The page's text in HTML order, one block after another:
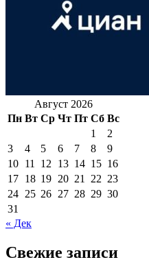
Август 2026
Пн Вт Ср Чт Пт Сб Вс
1
2
3
4 5 6 7 8
9
10 11 12 13 14 15 16
17 18 19 20 21 22 23
24 25 26 27 28 29 30
31
« Дек
Свежие записи